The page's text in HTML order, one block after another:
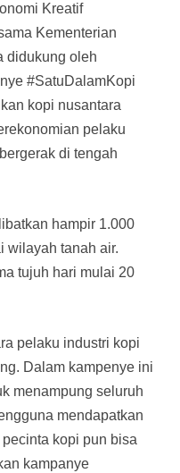
Kreatif
Kementerian
didukung oleh
#SatuDalamKopi
kopi nusantara
pelaku
di tengah
hampir 1.000
wilayah tanah air.
tujuh hari mulai 20
pelaku industri kopi
Dalam kampenye ini
menampung seluruh
mendapatkan
kopi pun bisa
kampanye